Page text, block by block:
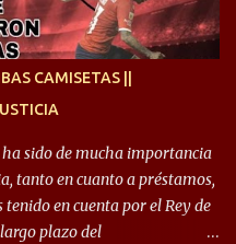
en la pretemporada nos
grupo está encontrando la
CAMISETAS ||
sido de mucha importancia
tanto en cuanto a préstamos,
en cuenta por el Rey de
plazo del